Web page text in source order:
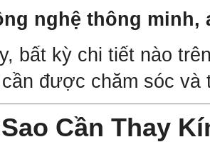
nghệ thông minh,
bất kỳ chi tiết nào
được chăm sóc
Sao Cần Thay